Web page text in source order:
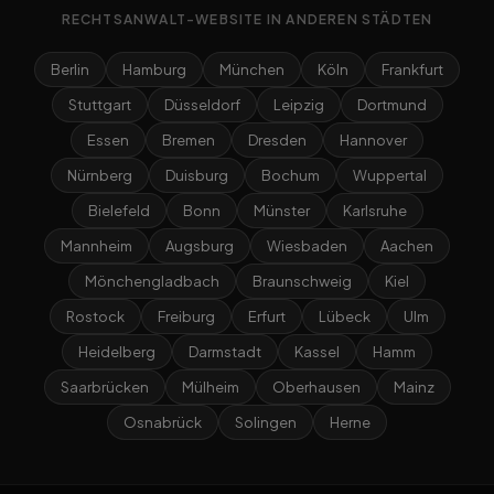
RECHTSANWALT-WEBSITE IN ANDEREN STÄDTEN
Berlin Hamburg München Köln
Frankfurt
Stuttgart
Düsseldorf Leipzig
Dortmund
Essen
Bremen Dresden
Hannover
Nürnberg
Duisburg Bochum
Wuppertal
Bielefeld
Bonn Münster
Karlsruhe
Mannheim
Augsburg Wiesbaden
Aachen
Mönchengladbach
Braunschweig
Kiel
Rostock
Freiburg Erfurt Lübeck
Ulm
Heidelberg
Darmstadt Kassel
Hamm
Saarbrücken
Mülheim Oberhausen
Mainz
Osnabrück
Solingen Herne